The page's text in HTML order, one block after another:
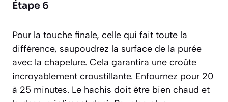
Étape 6
Pour la touche finale, celle qui fait toute la
différence, saupoudrez la surface de la purée
avec la chapelure. Cela garantira une croûte
incroyablement croustillante. Enfournez pour 20
à 25 minutes. Le hachis doit être bien chaud et